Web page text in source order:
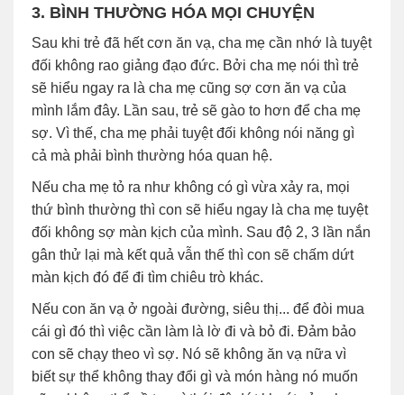
3. BÌNH THƯỜNG HÓA MỌI CHUYỆN
Sau khi trẻ đã hết cơn ăn vạ, cha mẹ cần nhớ là tuyệt
đối không rao giảng đạo đức. Bởi cha mẹ nói thì trẻ
sẽ hiểu ngay ra là cha mẹ cũng sợ cơn ăn vạ của
mình lắm đây. Lần sau, trẻ sẽ gào to hơn để cha mẹ
sợ. Vì thế, cha mẹ phải tuyệt đối không nói năng gì
cả mà phải bình thường hóa quan hệ.
Nếu cha mẹ tỏ ra như không có gì vừa xảy ra, mọi
thứ bình thường thì con sẽ hiểu ngay là cha mẹ tuyệt
đối không sợ màn kịch của mình. Sau độ 2, 3 lần nắn
gân thử lại mà kết quả vẫn thế thì con sẽ chấm dứt
màn kịch đó để đi tìm chiêu trò khác.
Nếu con ăn vạ ở ngoài đường, siêu thị... để đòi mua
cái gì đó thì việc cần làm là lờ đi và bỏ đi. Đảm bảo
con sẽ chạy theo vì sợ. Nó sẽ không ăn vạ nữa vì
biết sự thể không thay đổi gì và món hàng nó muốn